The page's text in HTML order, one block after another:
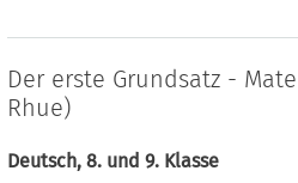
Der erste Grundsatz -
Rhue)
Deutsch, 8. und 9. Klasse